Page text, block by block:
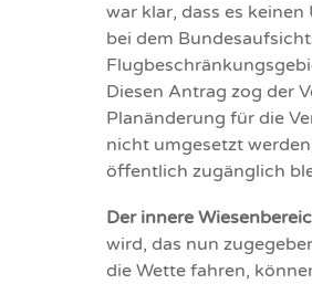
war klar, dass es
bei dem
Diesen Antrag zog der
Planänderung für die
nicht umgesetzt
öffentlich zugänglich
Der innere
wird, das nun
die Wette fahren,